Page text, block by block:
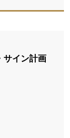
サイン計画